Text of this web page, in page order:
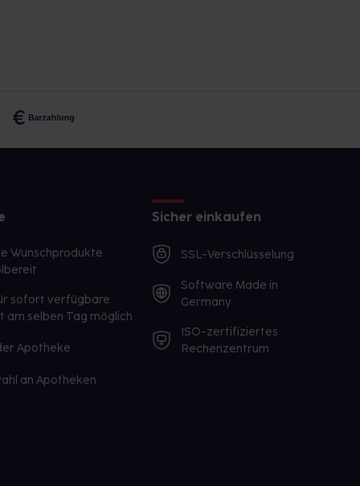
Wunschprodukte
sofort verfügbare
am selben Tag möglich
Apotheke
an Apotheken
Sicher einkaufen
SSL-Verschlüsselung
Software Made in
Germany
ISO-zertifiziertes
Rechenzentrum